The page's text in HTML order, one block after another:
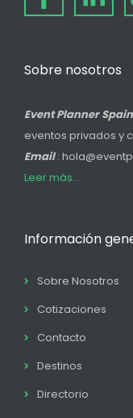
Sobre nosotros
Event Planner Spain
eventos privados y
Email:
Leer más...
Información
Sobre Nosotros
Cotizaciones
Contacto
Destinos
Directorio